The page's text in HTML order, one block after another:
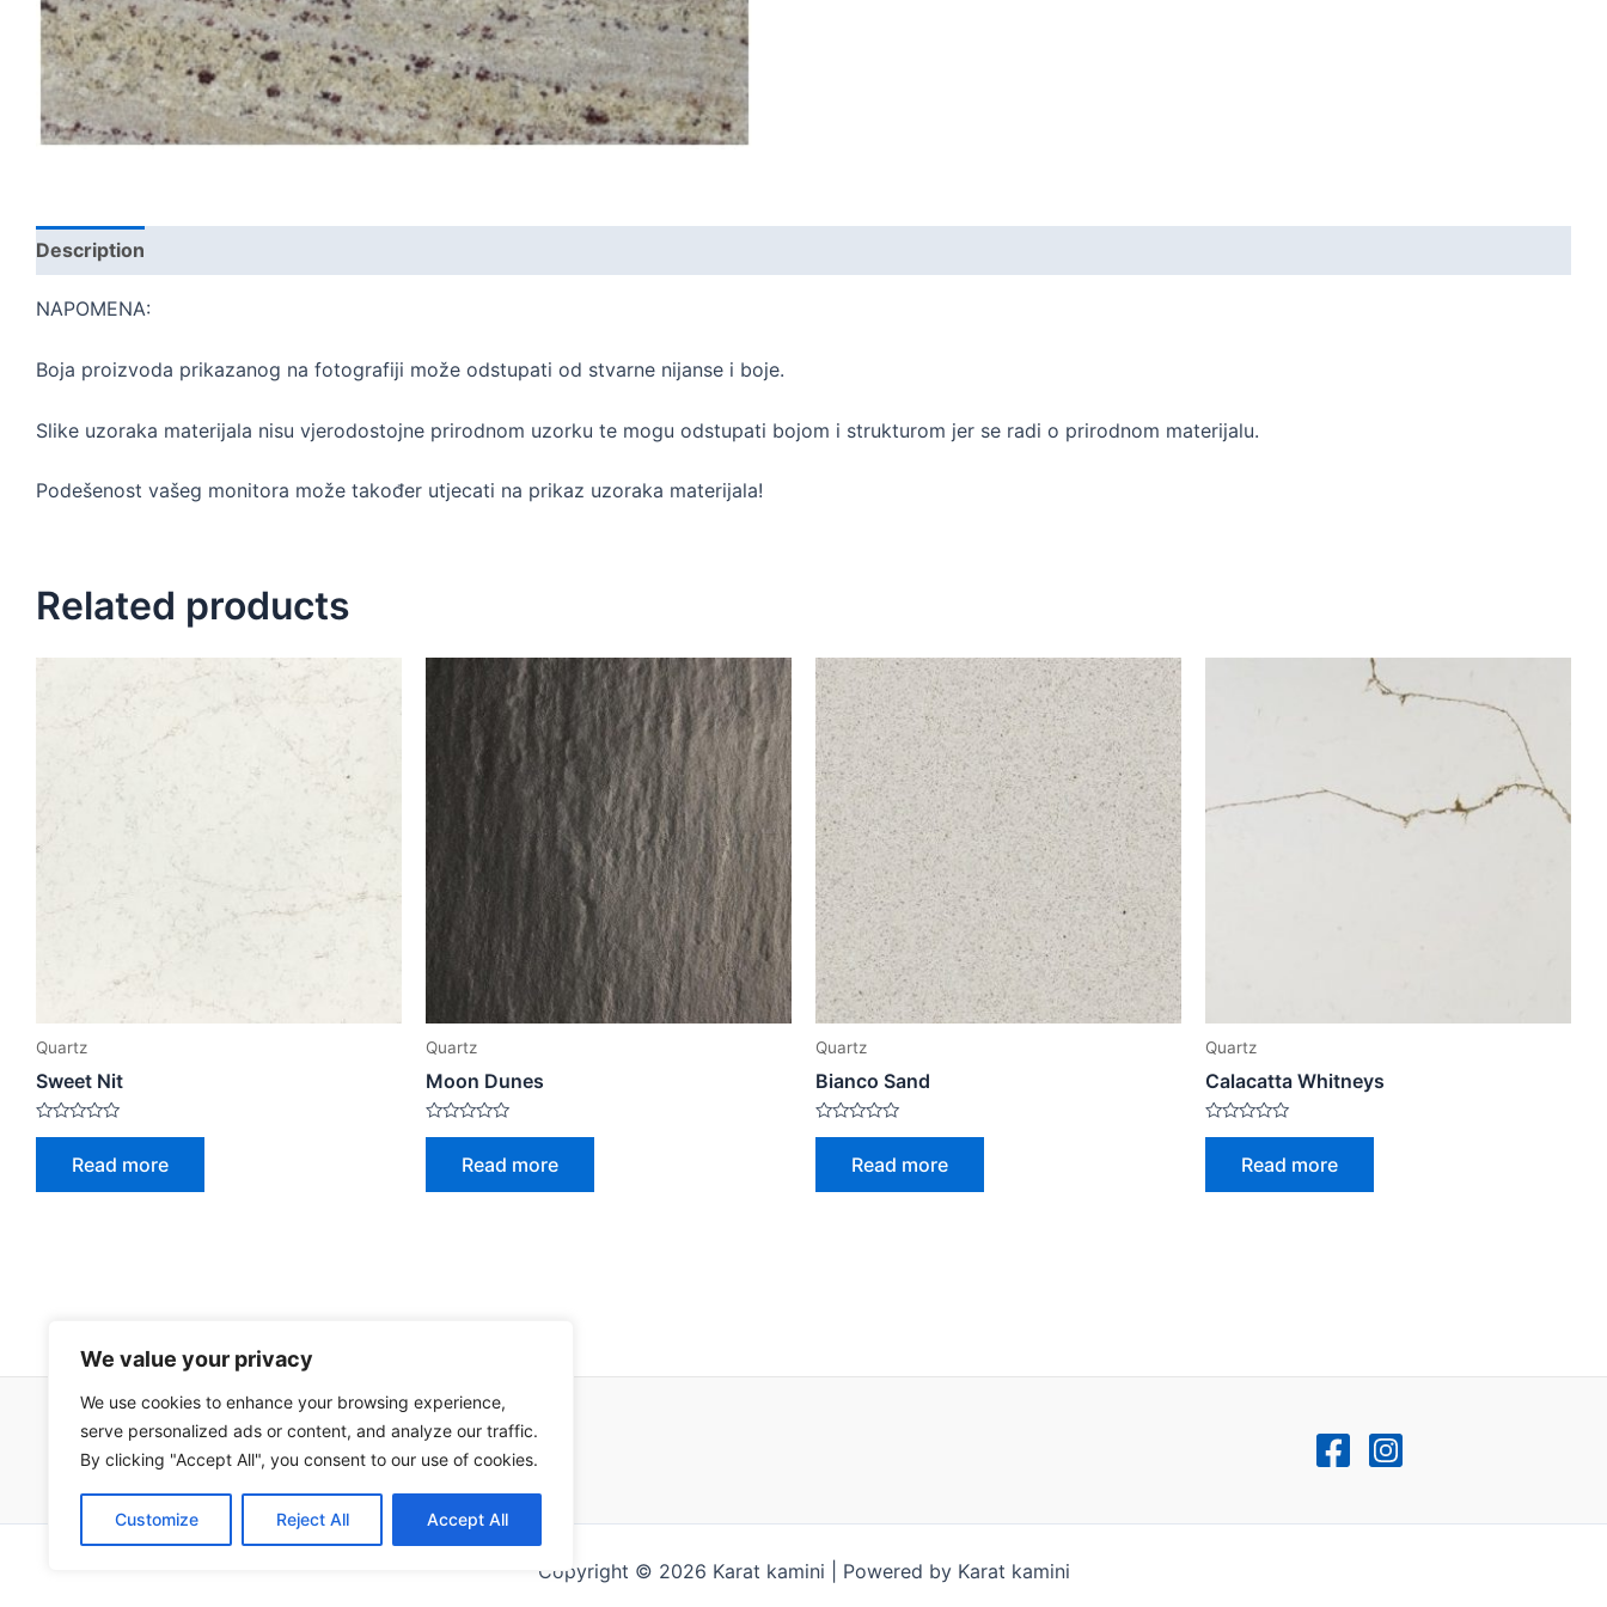
We value your privacy
We use cookies to enhance your browsing experience,
serve personalized ads or content, and analyze our traffic.
By clicking "Accept All", you consent to our use of cookies.
Customize Reject All Accept All
Description
NAPOMENA:
Boja proizvoda prikazanog na fotografiji može odstupati od stvarne nijanse i boje.
Slike uzoraka materijala nisu vjerodostojne prirodnom uzorku te mogu odstupati bojom i strukturom jer se radi o prirodnom materijalu.
Podešenost vašeg monitora može također utjecati na prikaz uzoraka materijala!
Related products
Quartz
Sweet Nit
Rated
5
Read more
Quartz
Moon Dunes
Rated
5
Read more
Quartz
Bianco Sand
Rated
5
Read more
Quartz
Calacatta Whitneys
Rated
5
Read more
Impressum Uvjeti korištenja
Copyright © 2026 Karat kamini | Powered by Karat kamini